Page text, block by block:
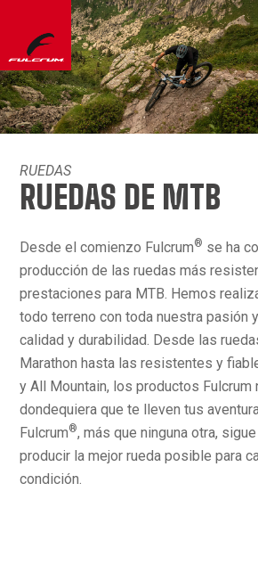
RUEDAS
RUEDAS DE MTB
Desde el comienzo Fulcrum® se ha
producción de las ruedas más
prestaciones para MTB. Hemos
todo terreno con toda nuestra pasión
calidad y durabilidad. Desde las
Marathon hasta las resistentes y
y All Mountain, los productos Fulcrum
dondequiera que te lleven tus
Fulcrum®, más que ninguna otra,
producir la mejor rueda posible para
condición.